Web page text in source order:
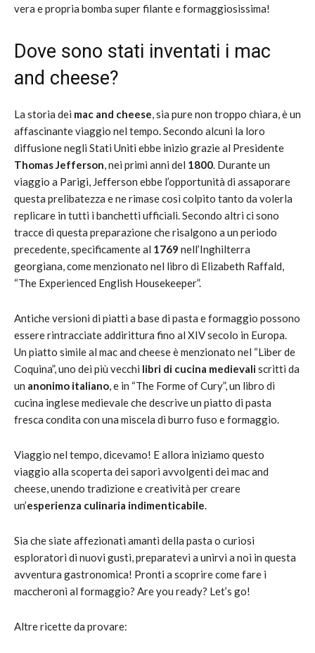
vera e propria bomba super filante e formaggiosissima!
Dove sono stati inventati i mac
and cheese?
La storia dei mac and cheese, sia pure non troppo chiara, è un
affascinante viaggio nel tempo. Secondo alcuni la loro
diffusione negli Stati Uniti ebbe inizio grazie al Presidente
Thomas Jefferson, nei primi anni del 1800. Durante un
viaggio a Parigi, Jefferson ebbe l’opportunità di assaporare
questa prelibatezza e ne rimase così colpito tanto da volerla
replicare in tutti i banchetti ufficiali. Secondo altri ci sono
tracce di questa preparazione che risalgono a un periodo
precedente, specificamente al 1769 nell’Inghilterra
georgiana, come menzionato nel libro di Elizabeth Raffald,
“The Experienced English Housekeeper”.
Antiche versioni di piatti a base di pasta e formaggio possono
essere rintracciate addirittura fino al XIV secolo in Europa.
Un piatto simile al mac and cheese è menzionato nel “Liber de
Coquina”, uno dei più vecchi libri di cucina medievaliscritti da
un anonimo italiano, e in “The Forme of Cury”, un libro di
cucina inglese medievale che descrive un piatto di pasta
fresca condita con una miscela di burro fuso e formaggio.
Viaggio nel tempo, dicevamo! E allora iniziamo questo
viaggio alla scoperta dei sapori avvolgenti dei mac and
cheese, unendo tradizione e creatività per creare
un’esperienza culinaria indimenticabile.
Sia che siate affezionati amanti della pasta o curiosi
esploratori di nuovi gusti, preparatevi a unirvi a noi in questa
avventura gastronomica! Pronti a scoprire come fare i
maccheroni al formaggio? Are you ready? Let’s go!
Altre ricette da provare: